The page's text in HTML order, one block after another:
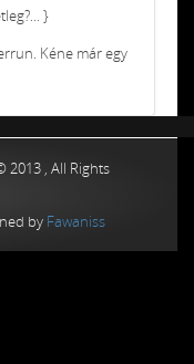
}
Kéne már egy
2013 , All Rights
by Fawaniss